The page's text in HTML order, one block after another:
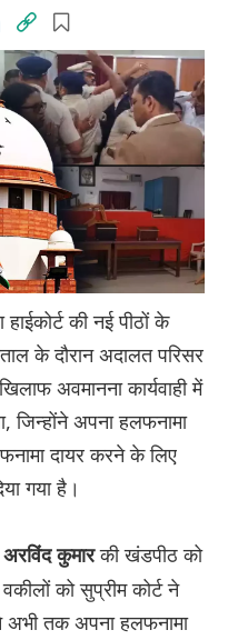
की नई पीठों के
के दौरान अदालत परिसर
अवमानना ​​कार्यवाही में
जिन्होंने अपना हलफनामा
दायर करने के लिए
गया है।
कुमारकी खंडपीठ को
को सुप्रीम कोर्ट ने
अभी तक अपना हलफनामा